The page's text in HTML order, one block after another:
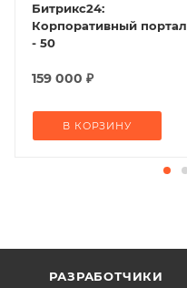
Битрикс24:
Корпоративный портал
- 50
159 000 ₽
В КОРЗИНУ
РАЗРАБОТЧИКИ